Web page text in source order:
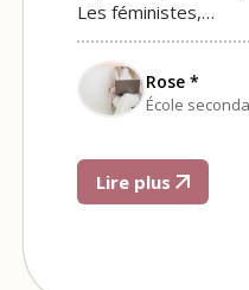
Les féministes,…
Rose *
École
Lire plus